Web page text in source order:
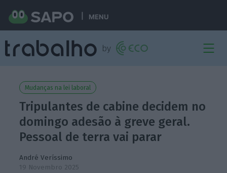
MENU
Mudanças na lei laboral
Tripulantes de cabine decidem no
domingo adesão à greve geral.
Pessoal de terra vai parar
André Veríssimo
19 Novembro 2025